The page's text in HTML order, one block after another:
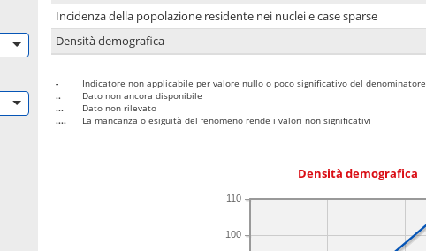
Incidenza della popolazione residente nei nuclei e case sparse
Densità demografica
-
Indicatore non applicabile per valore nullo o poco significativo del denominatore
..
Dato non ancora disponibile
...
Dato non rilevato
....
La mancanza o esiguità del fenomeno rende i valori non significativi
Densità demografica
100
110